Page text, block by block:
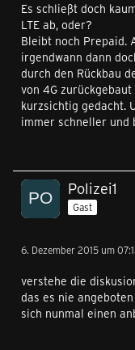
Es schließt doch
LTE ab, oder?
Bleibt noch Prepaid.
irgendwann dann
durch den Rückbau
von 4G
kurzsichtig gedacht.
immer schneller und
Polizei1
Gast
6. Dezember 2015 um
verstehe die
das es nie
sich nunmal einen